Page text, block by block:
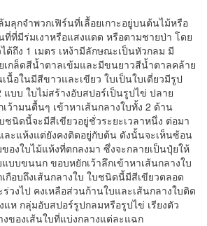
ลุกจำพวกเฟิร์นที่เลื้อยเกาะอยู่บนต้นไม้หรือ
ที่มีร่มเงาหรือแสงแดด หรือตามชายป่า โดย
ถึง 1 เมตร เหง้ามีลักษณะเป็นหัวกลม มี
เกล็ดสีน้ำตาลเข้มและมีขนยาวสีน้ำตาลคล้าย
นื้อในมีสีขาวและเขียว ใบเป็นใบเดี่ยวมีรูป
บบ ใบไม่สร้างอับสปอร์เป็นรูปไข่ ปลาย
ว้ามนตื้นๆ เข้าหาเส้นกลางใบทั้ง 2 ด้าน
นิดนี้จะมีสีเขียวอยู่ชั่วระยะเวลาหนึ่ง ต่อมา
ละแห้งแต่ยังคงติดอยู่กับต้น ดังนั้นจะเห็นซ้อน
องใบไม้แห้งที่ตกลงมา ซึ่งจะกลายเป็นปุ๋ยให้
บบขนนก ขอบหยักเว้าลึกเข้าหาเส้นกลางใบ
กือบถึงเส้นกลางใบ ใบชนิดนี้มีสีเขียวตลอด
วงไป คงเหลือส่วนก้านใบและเส้นกลางใบติด
แห กลุ่มอับสปอร์รูปกลมหรือรูปไข่ เรียงตัว
ของเส้นใบที่แบ่งกลางแต่ละแฉก